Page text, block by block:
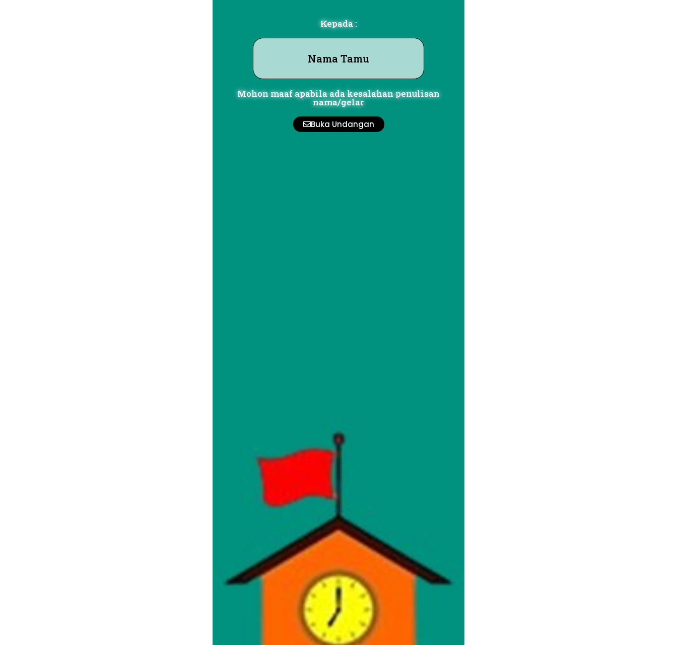
Kepada :
Nama Tamu
Mohon maaf apabila ada kesalahan penulisan
nama/gelar
Buka Undangan